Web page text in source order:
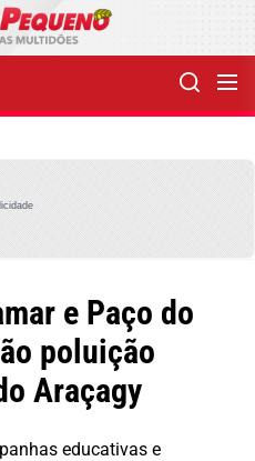
e Paço do
poluição
Araçagy
educativas e